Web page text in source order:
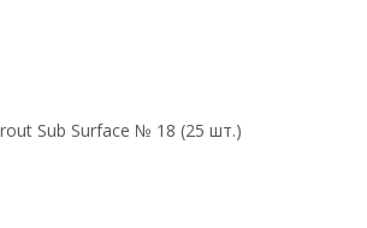
Sub Surface № 18 (25 шт.)